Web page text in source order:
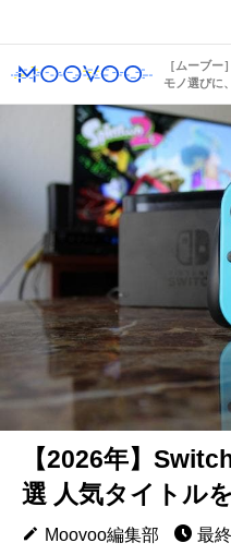
［ムーブー］
モノ選びに
【2026年】
選 人気タイトル
Moovoo編集部
最